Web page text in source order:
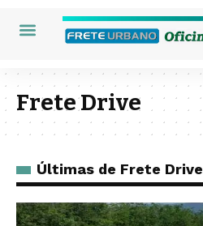
Frete Drive
Últimas de Frete Drive